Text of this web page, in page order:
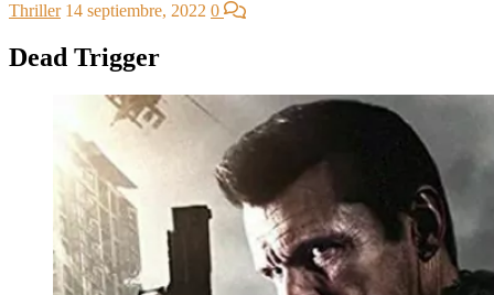
Thriller 14 septiembre, 2022 0
Dead Trigger